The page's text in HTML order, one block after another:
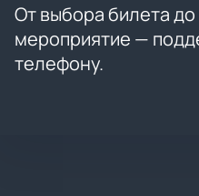
От выбора билета до
мероприятие —
телефону.